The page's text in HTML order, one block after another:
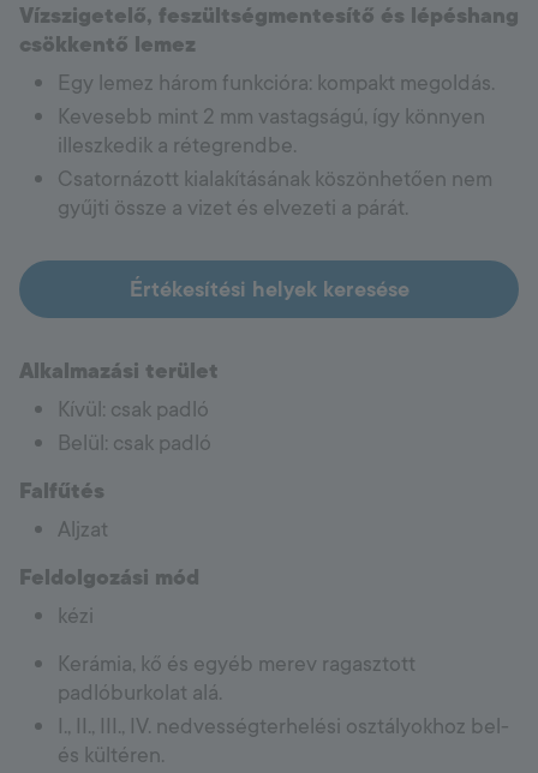
Vízszigetelő, feszültségmentesítő és lépéshang
csökkentő lemez
Egy lemez három funkcióra: kompakt megoldás.
Kevesebb mint 2 mm vastagságú, így könnyen
illeszkedik a rétegrendbe.
Csatornázott kialakításának köszönhetően nem
gyűjti össze a vizet és elvezeti a párát.
Értékesítési helyek keresése
Alkalmazási terület
Kívül: csak padló
Belül: csak padló
Falfűtés
Aljzat
Feldolgozási mód
kézi
Kerámia, kő és egyéb merev ragasztott
padlóburkolat alá.
I., II., III., IV. nedvességterhelési osztályokhoz bel-
és kültéren.